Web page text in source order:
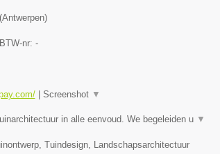
Antwerpen)
nr: -
| Screenshot ▼
in alle eenvoud. We begeleiden u ▼
Tuindesign, Landschapsarchitectuur